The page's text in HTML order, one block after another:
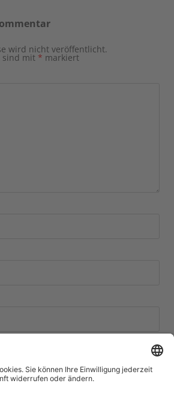
wird nicht veröffentlicht.
sind mit * markiert
und Website in diesem Browser